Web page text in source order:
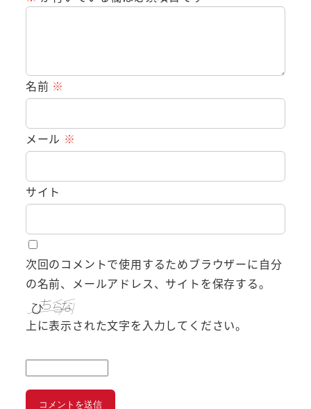
名前 ※
メール ※
サイト
次回のコメントで使用するためブラウザーに自分
の名前、メールアドレス、サイトを保存する。
上に表示された文字を入力してください。